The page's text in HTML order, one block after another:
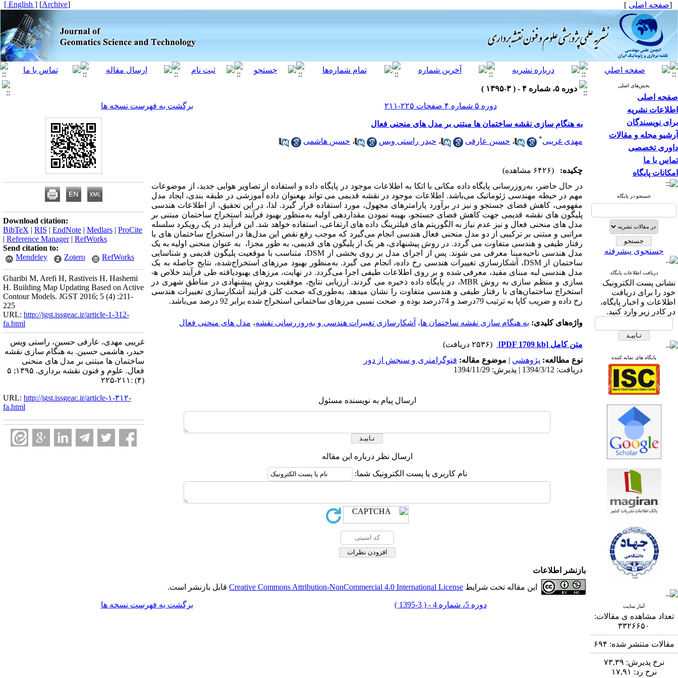
[صفحه اصلی ]
[
Archive
]
[ English ]
بخش‌های اصلی
صفحه اصلی
اطلاعات نشریه
برای نویسندگان
آرشیو مجله و مقالات
داوری تخصصی
تماس با ما
امکانات پایگاه
جستجو در پایگاه
جستجوی پیشرفته
دریافت اطلاعات پایگاه
نشانی پست الکترونیک
خود را برای دریافت
اطلاعات و اخبار پایگاه،
در کادر زیر وارد کنید.
پایگاه های نمایه کننده
آمار سایت
تعداد مشاهده ی مقالات:
۳۳۲۶۶۵۰
مقالات منتشر شده: ۶۹۴
نرخ پذیرش: ۷۳,۳۹
نرخ رد: ۱۷,۹۱
دوره ۵، شماره ۴ - ( ۳-۱۳۹۵ )
دوره ۵ شماره ۴ صفحات ۲۲۵-۲۱۱
برگشت به فهرست نسخه ها
به هنگام سازی نقشه ساختمان ها مبتنی بر مدل های منحنی فعال
مهدی غریبی* ، حسین عارفی ، حیدر راستی ویس ، حسین هاشمی
چکیده:
(۶۴۲۶ مشاهده)
در حال حاضر، به‌روزرسانی پایگاه داده مکانی با اتکا به اطلاعات موجود در پایگاه داده و استفاده از تصاویر هوایی جدید، از موضوعات
مهم در حیطه مهندسی ژئوماتیک می‌باشد. اطلاعات موجود در نقشه قدیمی می ­تواند به­عنوان داده آموزشی در طبقه­ بندی، ایجاد مدل
مفهومی، کاهش فضای جستجو و نیز در برآورد پارامتر­های مجهول، مورد استفاده قرار گیرد. لذا، در این تحقیق، از اطلاعات هندسی
پلیگون­ های نقشه قدیمی جهت کاهش فضای جستجو، بهینه نمودن مقداردهی اولیه به‌منظور بهبود فرآیند استخراج ساختمان مبتنی بر
مدل­ های منحنی فعال و نیز عدم نیاز به الگوریتم های فیلترینگ داده های ارتفاعی، استفاده خواهد شد. این فرآیند در یک رویکرد سلسله
مراتبی و مبتنی بر ترکیبی از دو مدل منحنی فعال هندسی انجام می‌گیرد که موجب رفع نقص این مدل‌ها در استخراج ساختمان­ های با
رفتار طیفی و هندسی متفاوت می­ گردد. در روش پیشنهادی، هر یک از پلیگون­ های قدیمی، به طور مجزا، به­ عنوان منحنی اولیه به یک
مدل هندسی ناحیه‌مبنا معرفی می­ شوند. پس از اجرای مدل بر روی بخشی از DSM، متناسب با موقعیت پلیگون قدیمی و شناسایی
ساختمان از DSM، آشکارسازی تغییرات هندسی رخ داده، انجام می گیرد. به‌منظور بهبود مرزهای استخراج‌شده، نتایج حاصله به یک
مدل هندسی لبه مبنای مقید، معرفی شده و بر روی اطلاعات طیفی اجرا می‌گردد. در نهایت، مرزهای بهبودیافته طی فرآیند خلاص ه­
سازی و منظم ­سازی به روش MBR،
در پایگاه داده ذخیره می­ گردند. ارزیابی نتایج، موفقیت روش پیشنهادی در مناطق شهری در
استخراج ساختمان‌های با رفتار طیفی و هندسی متفاوت را نشان می­دهد. به‌طوری‌که صحت کلی فرآیند آشکارسازی تغییرات هندسی
رخ داده و ضریب کاپا به­ ترتیب 79درصد و 74درصد بوده و صحت نسبی مرزهای ساختمانی استخراج ­شده برابر 92 درصد می‌باشد.
واژه‌های کلیدی: به هنگام سازی نقشه ساختمان ها، آشکارسازی تغییرات هندسی و به‌روزرسانی نقشه، مدل های منحنی فعال
متن کامل [PDF 1709 kb]
(۲۵۳۶ دریافت)
نوع مطالعه: پژوهشي | موضوع مقاله: فتوگرامتری و سنجش از دور
دریافت: 1394/3/12 | پذیرش: 1394/11/29
ارسال پیام به نویسنده مسئول
ارسال نظر درباره این مقاله
نام کاربری یا پست الکترونیک شما:
Download citation:
BibTeX | RIS | EndNote | Medlars | ProCite
| Reference Manager| RefWorks
Send citation to:
Mendeley
Zotero RefWorks
Gharibi M, Arefi H, Rastiveis H, Hashemi
H. Building Map Updating Based on Active
Contour Models. JGST 2016; 5 (4) :211-
225
URL: http://jgst.issgeac.ir/article-1-312-
fa.html
غریبی مهدی، عارفی حسین، راستی ویس
حیدر، هاشمی حسین. به هنگام سازی نقشه
ساختمان ها مبتنی بر مدل های منحنی
فعال. علوم و فنون نقشه برداری. ۱۳۹۵; ۵
(۴) :۲۱۱-۲۲۵
URL: http://jgst.issgeac.ir/article-۱-۳۱۲-
fa.html
بازنشر اطلاعات
این مقاله تحت شرایط Creative Commons Attribution-NonCommercial 4.0 International License قابل بازنشر است.
دوره 5، شماره 4 - ( 3-1395 ) برگشت به فهرست نسخه ها